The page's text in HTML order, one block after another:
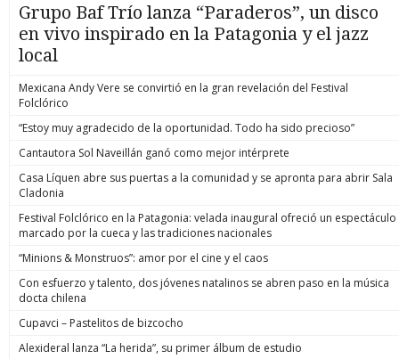
Grupo Baf Trío lanza “Paraderos”, un disco
en vivo inspirado en la Patagonia y el jazz
local
Mexicana Andy Vere se convirtió en la gran revelación del Festival
Folclórico
“Estoy muy agradecido de la oportunidad. Todo ha sido precioso”
Cantautora Sol Naveillán ganó como mejor intérprete
Casa Líquen abre sus puertas a la comunidad y se apronta para abrir Sala
Cladonia
Festival Folclórico en la Patagonia: velada inaugural ofreció un espectáculo
marcado por la cueca y las tradiciones nacionales
“Minions & Monstruos”: amor por el cine y el caos
Con esfuerzo y talento, dos jóvenes natalinos se abren paso en la música
docta chilena
Cupavci – Pastelitos de bizcocho
Alexideral lanza “La herida”, su primer álbum de estudio